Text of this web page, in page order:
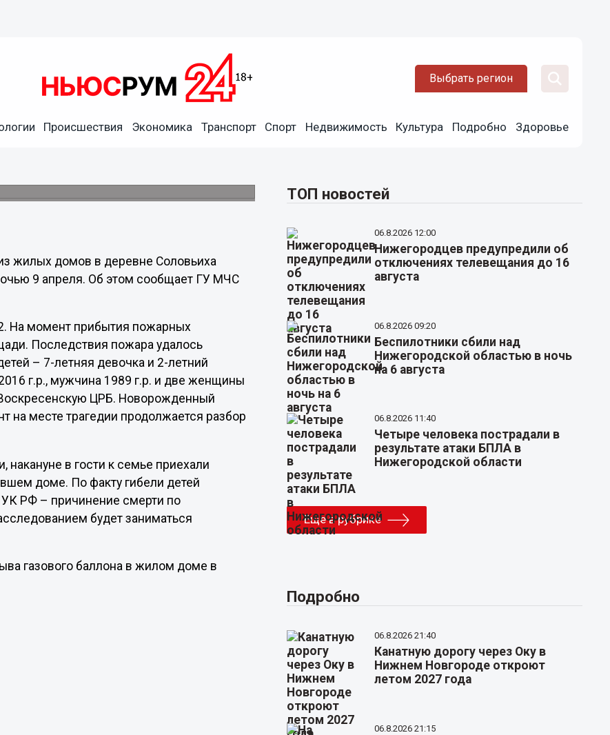
Выбрать регион
Происшествия Экономика Транспорт Спорт Недвижимость Культура Подробно Здоровье
жилых домов в деревне Соловьиха
9 апреля. Об этом сообщает ГУ МЧС
На момент прибытия пожарных
Последствия пожара удалось
– 7-летняя девочка и 2-летний
г.р., мужчина 1989 г.р. и две женщины
ЦРБ. Новорожденный
на месте трагедии продолжается разбор
в гости к семье приехали
доме. По факту гибели детей
УК РФ – причинение смерти по
будет заниматься
газового баллона в жилом доме в
ТОП новостей
06.8.2026 12:00
Нижегородцев предупредили об
отключениях телевещания до 16
августа
06.8.2026 09:20
Беспилотники сбили над
Нижегородской областью в ночь
на 6 августа
06.8.2026 11:40
Четыре человека пострадали в
результате атаки БПЛА в
Нижегородской области
Еще в рубрике
Подробно
06.8.2026 21:40
Канатную дорогу через Оку в
Нижнем Новгороде откроют
летом 2027 года
06.8.2026 21:15